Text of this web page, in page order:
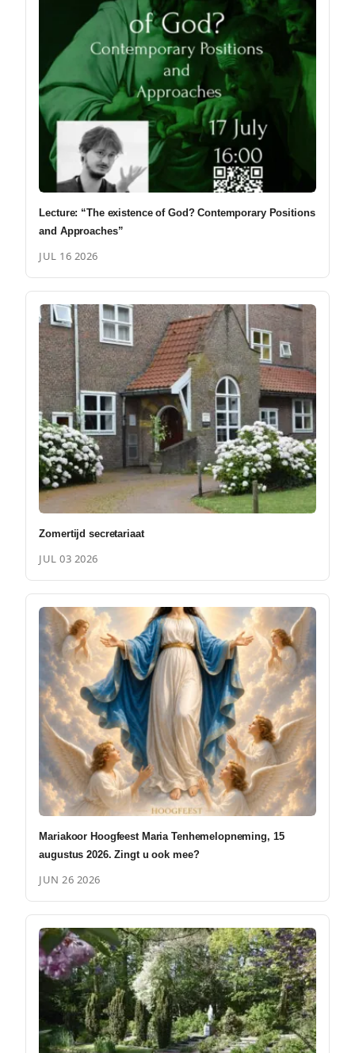
Lecture: “The existence of God? Contemporary Positions
and Approaches”
JUL 16 2026
Zomertijd secretariaat
JUL 03 2026
Mariakoor Hoogfeest Maria Tenhemelopneming, 15
augustus 2026. Zingt u ook mee?
JUN 26 2026